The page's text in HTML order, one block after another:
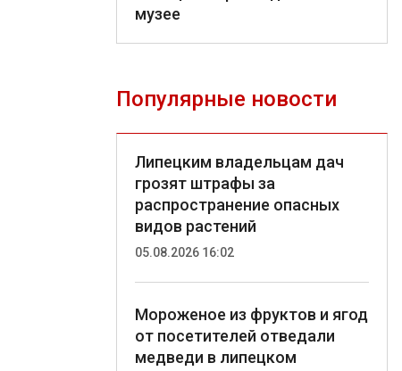
музее
Популярные новости
Липецким владельцам дач
грозят штрафы за
распространение опасных
видов растений
05.08.2026 16:02
Мороженое из фруктов и ягод
от посетителей отведали
медведи в липецком